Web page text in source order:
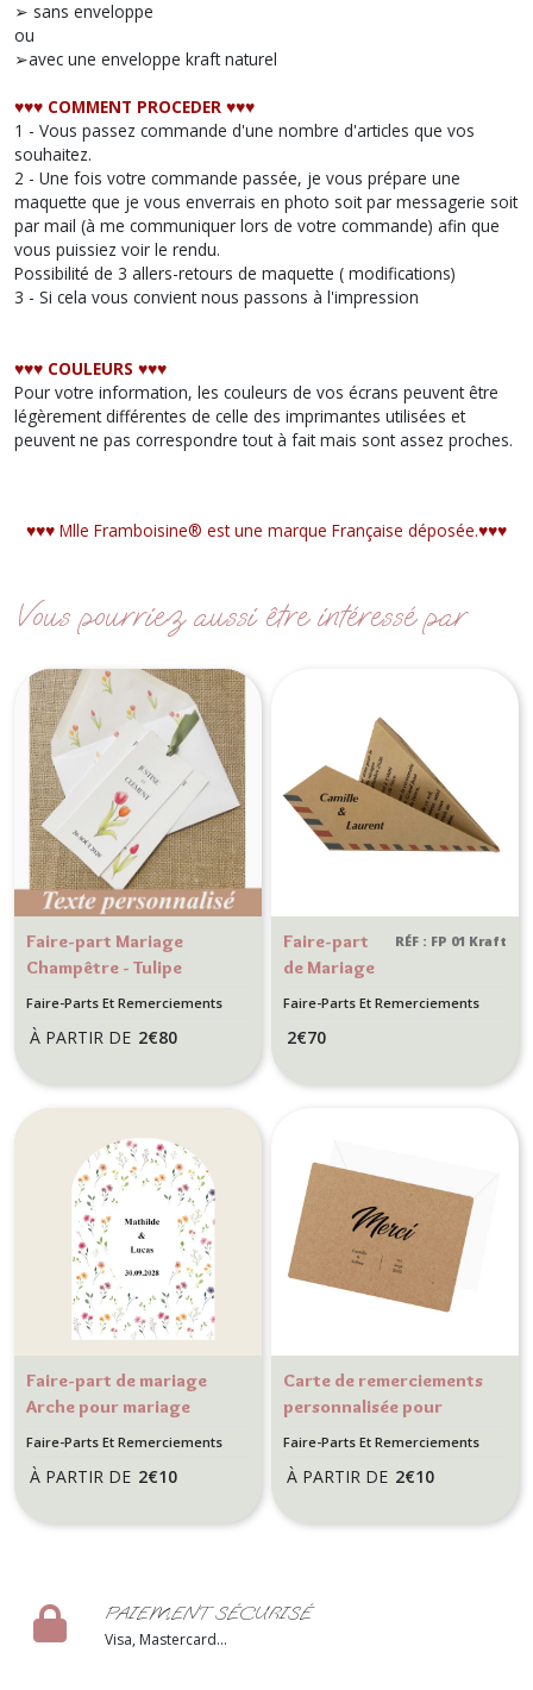
➢ sans enveloppe
ou
➢avec une enveloppe kraft naturel
♥︎♥︎♥︎ COMMENT PROCEDER ♥︎♥︎♥︎
1 - Vous passez commande d'une nombre d'articles que vos
souhaitez.
2 - Une fois votre commande passée, je vous prépare une
maquette que je vous enverrais en photo soit par messagerie soit
par mail (à me communiquer lors de votre commande) afin que
vous puissiez voir le rendu.
Possibilité de 3 allers-retours de maquette ( modifications)
3 - Si cela vous convient nous passons à l'impression
♥︎♥︎♥︎ COULEURS ♥︎♥︎♥︎
Pour votre information, les couleurs de vos écrans peuvent être
légèrement différentes de celle des imprimantes utilisées et
peuvent ne pas correspondre tout à fait mais sont assez proches.
♥︎♥︎♥︎ Mlle Framboisine® est une marque Française déposée.♥︎♥︎♥︎
Vous pourriez aussi être intéressé par
Faire-part Mariage
Champêtre - Tulipe
Faire-Parts Et Remerciements
À PARTIR DE 2€80
Faire-part
de Mariage
Thème
Invitation
Version
Kraft
naturel
RÉF : FP 01 Kraft
Faire-Parts Et Remerciements
2€70
Faire-part de mariage
Arche pour mariage
Faire-Parts Et Remerciements
À PARTIR DE 2€10
Carte de remerciements
personnalisée pour
"Merci"
Faire-Parts Et Remerciements
À PARTIR DE 2€10
PAIEMENT SÉCURISÉ
Visa, Mastercard...